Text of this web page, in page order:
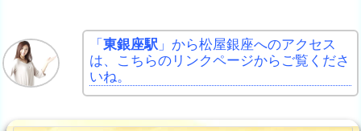
「 東銀座駅」から松屋銀座へのアクセス
は、こちらのリンクページからご覧くださ
いね。